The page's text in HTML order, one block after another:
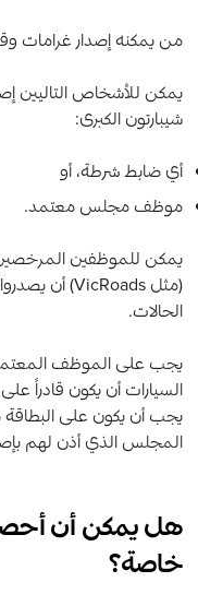
من يمكنه إصدار غرامات
يمكن للأشخاص التاليين
شيبارتون الكبرى:
أي ضابط شرطة، أو
موظف مجلس معتمد.
يمكن للموظفين
(مثلVicRoads) أن
الحالات.
يجب على الموظف
السيارات أن يكون قادراً
يجب أن يكون على
المجلس الذي أذن لهم
هل يمكن أن
خاصة؟